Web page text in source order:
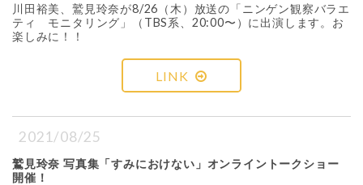
川田裕美、鷲見玲奈が8/26（木）放送の「ニンゲン観察バラエ
ティ モニタリング」（TBS系、20:00〜）に出演します。お
楽しみに！！
LINK
2021/08/25
鷲見玲奈 写真集「すみにおけない」オンライントークショー
開催！